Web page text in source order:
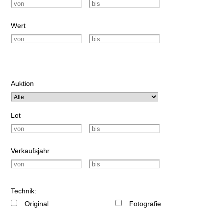
Wert
Auktion
Lot
Verkaufsjahr
Technik:
Original
Fotografie